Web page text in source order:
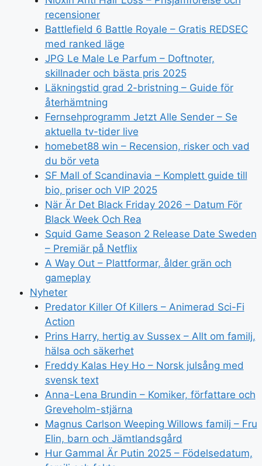
recensioner
Battlefield 6 Battle Royale – Gratis REDSEC
med ranked läge
JPG Le Male Le Parfum – Doftnoter,
skillnader och bästa pris 2025
Läkningstid grad 2-bristning – Guide för
återhämtning
Fernsehprogramm Jetzt Alle Sender – Se
aktuella tv-tider live
homebet88 win – Recension, risker och vad
du bör veta
SF Mall of Scandinavia – Komplett guide till
bio, priser och VIP 2025
När Är Det Black Friday 2026 – Datum För
Black Week Och Rea
Squid Game Season 2 Release Date Sweden
– Premiär på Netflix
A Way Out – Plattformar, ålder grän och
gameplay
Nyheter
Predator Killer Of Killers – Animerad Sci-Fi
Action
Prins Harry, hertig av Sussex – Allt om familj,
hälsa och säkerhet
Freddy Kalas Hey Ho – Norsk julsång med
svensk text
Anna-Lena Brundin – Komiker, författare och
Greveholm-stjärna
Magnus Carlson Weeping Willows familj – Fru
Elin, barn och Jämtlandsgård
Hur Gammal Är Putin 2025 – Födelsedatum,